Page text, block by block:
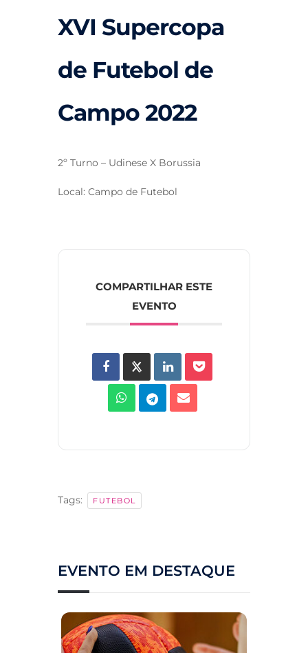
XVI Supercopa
de Futebol de
Campo 2022
2º Turno – Udinese X Borussia
Local: Campo de Futebol
COMPARTILHAR ESTE
EVENTO
Tags: FUTEBOL
EVENTO EM DESTAQUE